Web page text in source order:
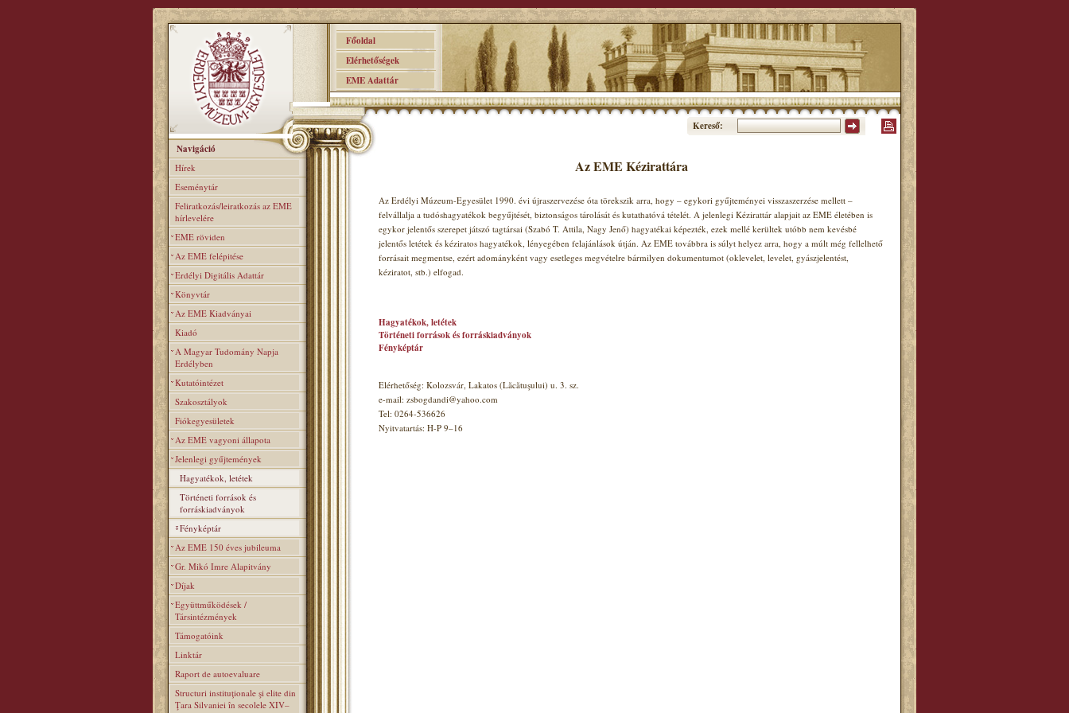
Főoldal
Elérhetőségek
EME Adattár
Kereső:
Navigáció
Hírek
Eseménytár
Feliratkozás/leiratkozás az EME
hírlevelére
EME röviden
Az EME felépitése
Erdélyi Digitális Adattár
Könyvtár
Az EME Kiadványai
Kiadó
A Magyar Tudomány Napja
Erdélyben
Kutatóintézet
Szakosztályok
Fiókegyesületek
Az EME vagyoni állapota
Jelenlegi gyűjtemények
Hagyatékok, letétek
Történeti források és
forráskiadványok
Fényképtár
Az EME 150 éves jubileuma
Gr. Mikó Imre Alapitvány
Díjak
Együttműködések /
Társintézmények
Támogatóink
Linktár
Raport de autoevaluare
Structuri instituţionale şi elite din
Ţara Silvaniei în secolele XIV–
Az EME Kézirattára
Az Erdélyi Múzeum-Egyesület 1990. évi újraszervezése óta törekszik arra, hogy – egykori gyűjteményei visszaszerzése mellett –
felvállalja a tudóshagyatékok begyűjtését, biztonságos tárolását és kutathatóvá tételét. A jelenlegi Kézirattár alapjait az EME életében is
egykor jelentős szerepet játszó tagtársai (Szabó T. Attila, Nagy Jenő) hagyatékai képezték, ezek mellé kerültek utóbb nem kevésbé
jelentős letétek és kéziratos hagyatékok, lényegében felajánlások útján. Az EME továbbra is súlyt helyez arra, hogy a múlt még fellelhető
forrásait megmentse, ezért adományként vagy esetleges megvételre bármilyen dokumentumot (oklevelet, levelet, gyászjelentést,
kéziratot, stb.) elfogad.
Hagyatékok, letétek
Történeti források és forráskiadványok
Fényképtár
Elérhetőség: Kolozsvár, Lakatos (Lăcătuşului) u. 3. sz.
e-mail: zsbogdandi@yahoo.com
Tel: 0264-536626
Nyitvatartás: H-P 9–16